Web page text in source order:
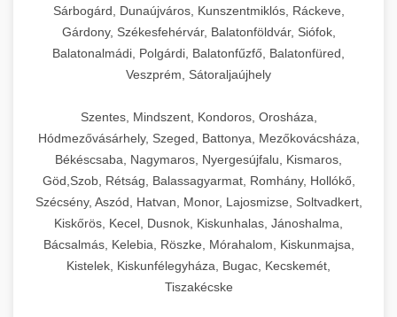
Sárbogárd, Dunaújváros, Kunszentmiklós, Ráckeve,
Gárdony, Székesfehérvár, Balatonföldvár, Siófok,
Balatonalmádi, Polgárdi, Balatonfűzfő, Balatonfüred,
Veszprém, Sátoraljaújhely
Szentes, Mindszent, Kondoros, Orosháza,
Hódmezővásárhely, Szeged, Battonya, Mezőkovácsháza,
Békéscsaba, Nagymaros, Nyergesújfalu, Kismaros,
Göd,Szob, Rétság, Balassagyarmat, Romhány, Hollókő,
Szécsény, Aszód, Hatvan, Monor, Lajosmizse, Soltvadkert,
Kiskőrös, Kecel, Dusnok, Kiskunhalas, Jánoshalma,
Bácsalmás, Kelebia, Röszke, Mórahalom, Kiskunmajsa,
Kistelek, Kiskunfélegyháza, Bugac, Kecskemét,
Tiszakécske